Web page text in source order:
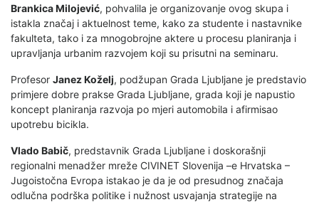
Brankica Milojević, pohvalila je organizovanje ovog skupa i
istakla značaj i aktuelnost teme, kako za studente i nastavnike
fakulteta, tako i za mnogobrojne aktere u procesu planiranja i
upravljanja urbanim razvojem koji su prisutni na seminaru.
Profesor Janez Koželj, podžupan Grada Ljubljane je predstavio
primjere dobre prakse Grada Ljubljane, grada koji je napustio
koncept planiranja razvoja po mjeri automobila i afirmisao
upotrebu bicikla.
Vlado Babič, predstavnik Grada Ljubljane i doskorašnji
regionalni menadžer mreže CIVINET Slovenija –e Hrvatska –
Jugoistočna Evropa istakao je da je od presudnog značaja
odlučna podrška politike i nužnost usvajanja strategije na